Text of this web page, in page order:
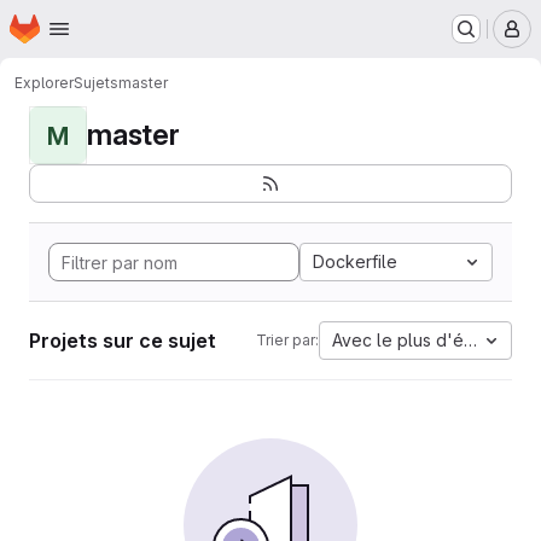
Passer au contenu principal
Page d'accueil
ExplorerSujetsmaster
M master
Dockerfile
Projets sur ce sujet Trier par: Avec le plus d'étoiles